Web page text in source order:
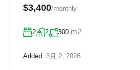
$3,400/monthly
2 2 300 m2
Added: 3月 2, 2026